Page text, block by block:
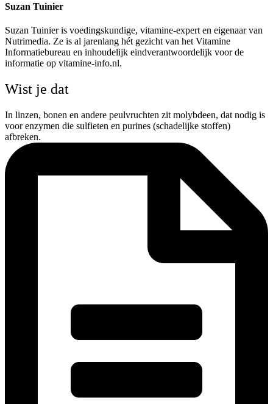
Suzan Tuinier
Suzan Tuinier is voedingskundige, vitamine-expert en eigenaar van
Nutrimedia. Ze is al jarenlang hét gezicht van het Vitamine
Informatiebureau en inhoudelijk eindverantwoordelijk voor de
informatie op vitamine-info.nl.
Wist je dat
In linzen, bonen en andere peulvruchten zit molybdeen, dat nodig is
voor enzymen die sulfieten en purines (schadelijke stoffen)
afbreken.